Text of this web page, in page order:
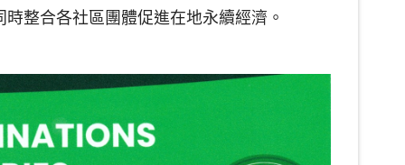
整合各社區團體促進在地永續經濟。